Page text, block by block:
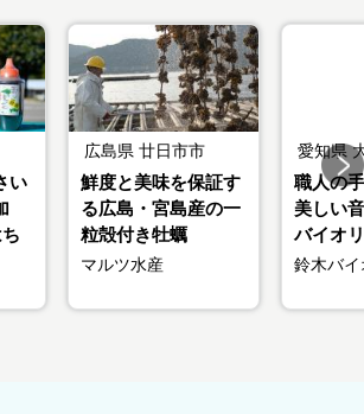
い
広島県 廿日市市
鮮度と美味を保証す
る広島・宮島産の一
粒殻付き牡蠣
マルツ水産
愛知県
職人の
美しい
バイオ
ズ
鈴木バ